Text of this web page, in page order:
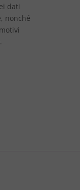
dati
nonché